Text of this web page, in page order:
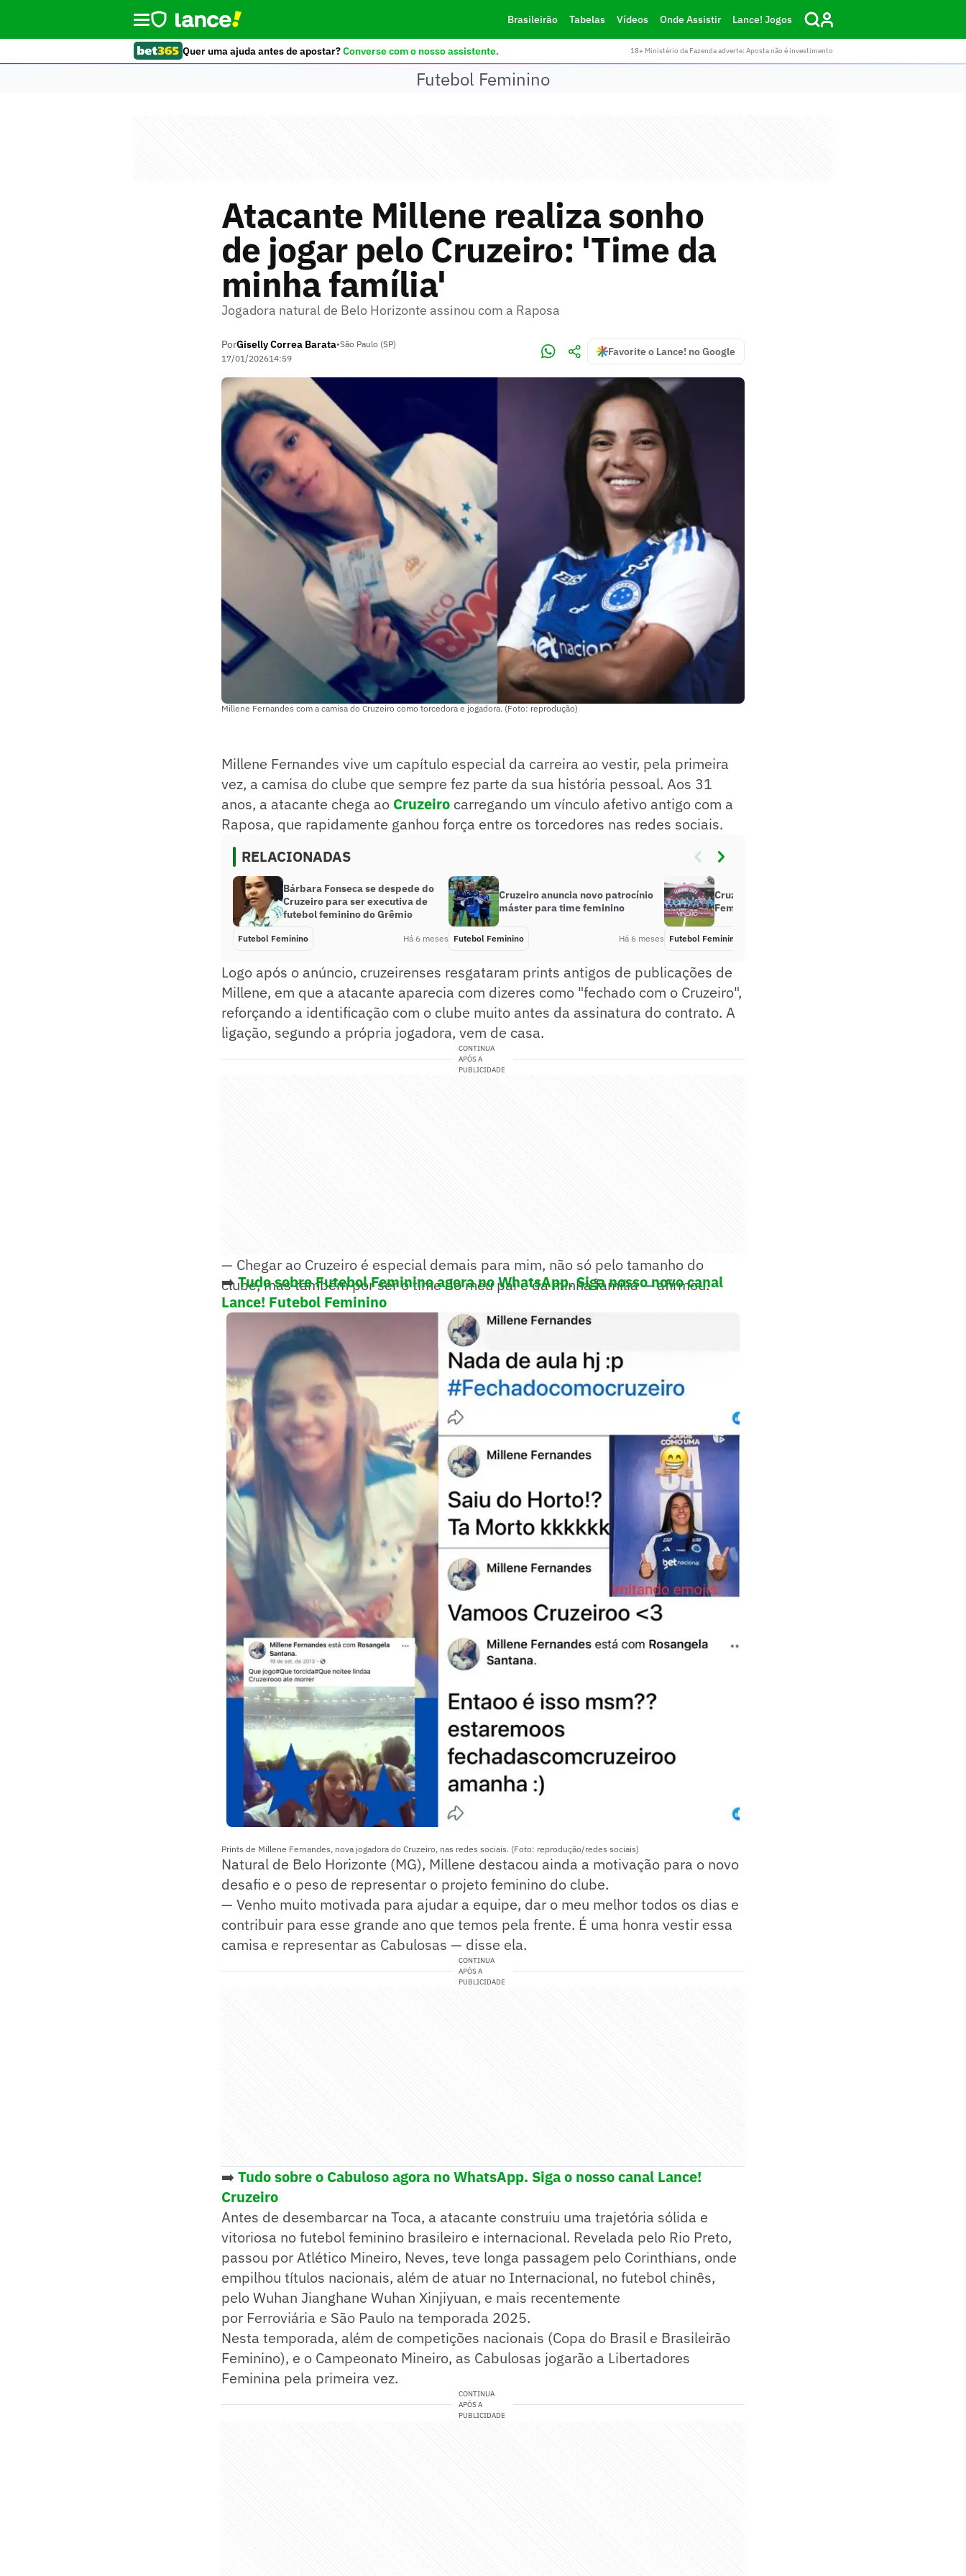
Brasileirão Tabelas Vídeos Onde Assistir Lance! Jogos
Quer uma ajuda antes de apostar?Converse com o nosso assistente. 18+ Ministério da Fazenda adverte: Aposta não é investimento
Futebol Feminino
Atacante Millene realiza sonho
de jogar pelo Cruzeiro: 'Time da
minha família'
Jogadora natural de Belo Horizonte assinou com a Raposa
PorGiselly Correa Barata•São Paulo (SP)
17/01/202614:59
Favorite o Lance! no Google
Millene Fernandes com a camisa do Cruzeiro como torcedora e jogadora. (Foto: reprodução)
Millene Fernandes vive um capítulo especial da carreira ao vestir, pela primeira
vez, a camisa do clube que sempre fez parte da sua história pessoal. Aos 31
anos, a atacante chega ao Cruzeiro carregando um vínculo afetivo antigo com a
Raposa, que rapidamente ganhou força entre os torcedores nas redes sociais.
RELACIONADAS
Bárbara Fonseca se despede do
Cruzeiro para ser executiva de
futebol feminino do Grêmio
Futebol Feminino Há 6 meses
Cruzeiro anuncia novo patrocínio
máster para time feminino
Futebol Feminino Há 6 meses
Cruzeiro conquista o Mineiro
Feminino pela quarta vez
Futebol Feminino
Logo após o anúncio, cruzeirenses resgataram prints antigos de publicações de
Millene, em que a atacante aparecia com dizeres como "fechado com o Cruzeiro",
reforçando a identificação com o clube muito antes da assinatura do contrato. A
ligação, segundo a própria jogadora, vem de casa.
CONTINUA
APÓS A
PUBLICIDADE
— Chegar ao Cruzeiro é especial demais para mim, não só pelo tamanho do
clube, mas também por ser o time do meu pai e da minha família — afirmou.
➡️Tudo sobre Futebol Feminino agora no WhatsApp. Siga nosso novo canal
Lance! Futebol Feminino
Prints de Millene Fernandes, nova jogadora do Cruzeiro, nas redes sociais. (Foto: reprodução/redes sociais)
Natural de Belo Horizonte (MG), Millene destacou ainda a motivação para o novo
desafio e o peso de representar o projeto feminino do clube.
— Venho muito motivada para ajudar a equipe, dar o meu melhor todos os dias e
contribuir para esse grande ano que temos pela frente. É uma honra vestir essa
camisa e representar as Cabulosas — disse ela.
CONTINUA
APÓS A
PUBLICIDADE
➡️ Tudo sobre o Cabuloso agora no WhatsApp. Siga o nosso canal Lance!
Cruzeiro
Antes de desembarcar na Toca, a atacante construiu uma trajetória sólida e
vitoriosa no futebol feminino brasileiro e internacional. Revelada pelo Rio Preto,
passou por Atlético Mineiro, Neves, teve longa passagem pelo Corinthians, onde
empilhou títulos nacionais, além de atuar no Internacional, no futebol chinês,
pelo Wuhan Jianghane Wuhan Xinjiyuan, e mais recentemente
por Ferroviária e São Paulo na temporada 2025.
Nesta temporada, além de competições nacionais (Copa do Brasil e Brasileirão
Feminino), e o Campeonato Mineiro, as Cabulosas jogarão a Libertadores
Feminina pela primeira vez.
CONTINUA
APÓS A
PUBLICIDADE